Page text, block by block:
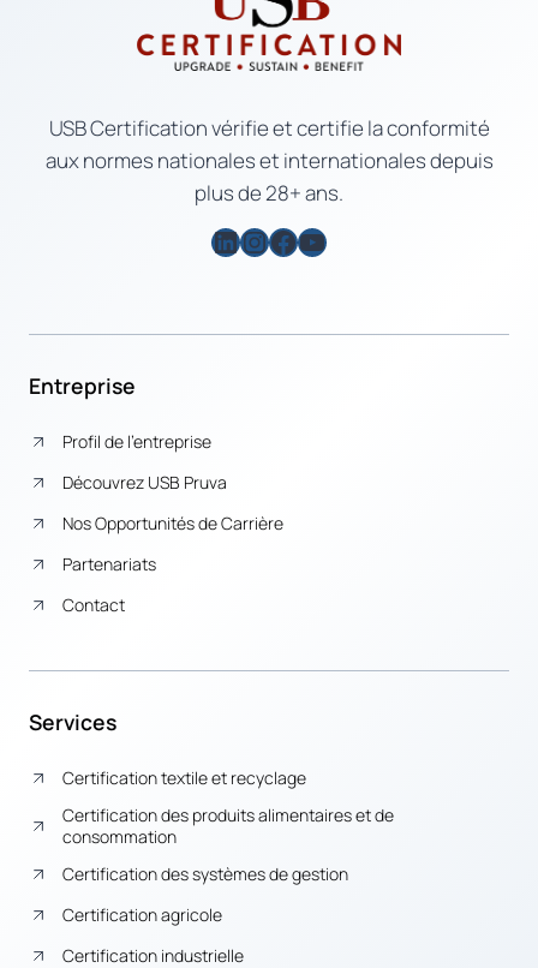
USB Certification vérifie et certifie la conformité
aux normes nationales et internationales depuis
plus de 28+ ans.
LinkedIn
Instagram
Facebook
YouTube
Entreprise
Profil de l’entreprise
Découvrez USB Pruva
Nos Opportunités de Carrière
Partenariats
Contact
Services
Certification textile et recyclage
Certification des produits alimentaires et de
consommation
Certification des systèmes de gestion
Certification agricole
Certification industrielle